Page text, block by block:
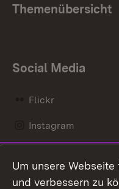
Themenübersicht
Social Media
Flickr
Instagram
Mastodon
Um unsere
und verbessern zu